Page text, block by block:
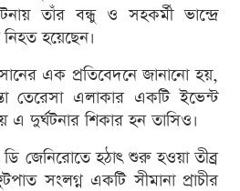
তাঁর বন্ধু ও সহকর্মী ভান্দ্রে
হয়েছেন।
এক প্রতিবেদনে জানানো হয়,
তেরেসা এলাকার একটি ইভেন্ট
দুর্ঘটনার শিকার হন তাসিও।
জেনিরোতে হঠাৎ শুরু হওয়া তীব্র
সংলগ্ন একটি সীমানা প্রাচীর